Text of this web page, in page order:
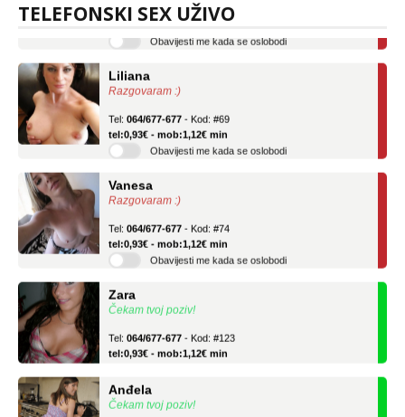
TELEFONSKI SEX UŽIVO
tel:0,93€ - mob:1,12€ min
Razgovaram :)
tel:0,93€ - mob:1,12€ min
Obavijesti me kada se oslobodi
Razgovaram :)
tel:0,93€ - mob:1,12€ min
Obavijesti me kada se oslobodi
Čekam tvoj poziv!
tel:0,93€ - mob:1,12€ min
Čekam tvoj poziv!